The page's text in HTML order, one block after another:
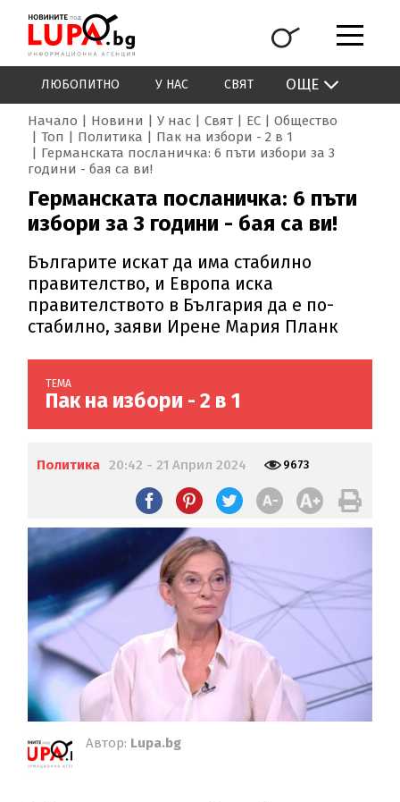
ЛЮБОПИТНО У НАС СВЯТ ОЩЕ
Начало Новини У нас Свят ЕС
Общество
Топ
Политика
Пак на избори - 2 в 1
Германската посланичка: 6 пъти избори за 3
години - бая са ви!
Германската посланичка: 6 пъти
избори за 3 години - бая са ви!
Българите искат да има стабилно
правителство, и Европа иска
правителството в България да е по-
стабилно, заяви Ирене Мария Планк
ТЕМА
Пак на избори - 2 в 1
Политика 20:42 - 21 Април 2024 9673
Автор: Lupa.bg